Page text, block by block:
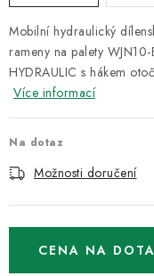
Úvod O nás Kariéra
Blog
Doprava &
Obchodní podmínky
Mobilní hydraulický
rameny na palety
HYDRAULIC s hákem
Více informací
Na dotaz
Možnosti doručení
CENA NA